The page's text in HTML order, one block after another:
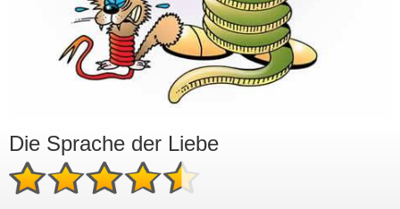
Die Sprache der Liebe